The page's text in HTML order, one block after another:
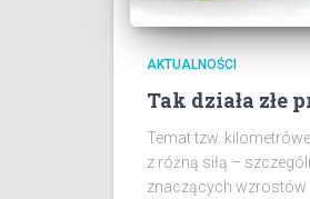
AKTUALNOŚCI
Tak działa złe
Temat tzw.
z różną siłą –
znaczących wzrostów